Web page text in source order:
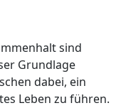
sind
Grundlage
dabei, ein
Leben zu führen.